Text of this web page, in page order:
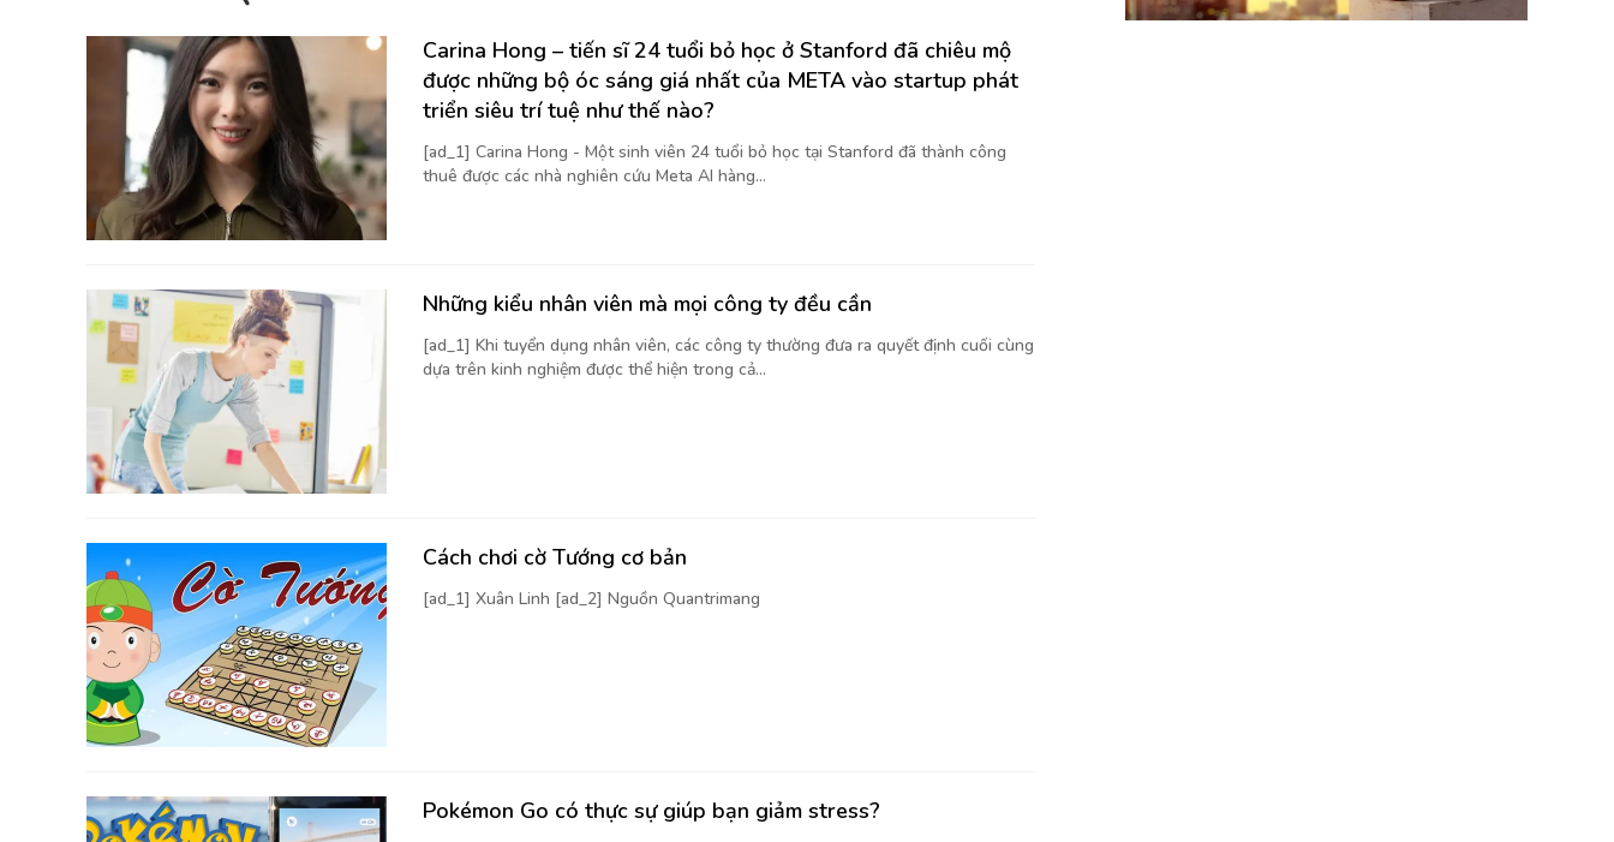
Carina Hong – tiến sĩ 24 tuổi bỏ học ở Stanford đã chiêu mộ
được những bộ óc sáng giá nhất của META vào startup phát
triển siêu trí tuệ như thế nào?
[ad_1] Carina Hong - Một sinh viên 24 tuổi bỏ học tại Stanford đã thành công
thuê được các nhà nghiên cứu Meta AI hàng...
Những kiểu nhân viên mà mọi công ty đều cần
[ad_1] Khi tuyển dụng nhân viên, các công ty thường đưa ra quyết định cuối cùng
dựa trên kinh nghiệm được thể hiện trong cả...
Cách chơi cờ Tướng cơ bản
[ad_1] Xuân Linh [ad_2] Nguồn Quantrimang
Pokémon Go có thực sự giúp bạn giảm stress?